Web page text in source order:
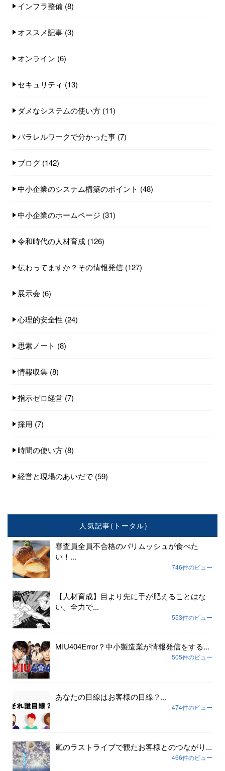
インフラ整備 (8)
オススメ記事 (3)
オンライン (6)
セキュリティ (13)
ダメなシステムの使い方 (11)
パラレルワークで分かった事 (7)
ブログ (142)
中小企業のシステム構築のポイント (48)
中小企業のホームページ (31)
令和時代の人材育成 (126)
伝わってますか？その情報発信 (127)
展示会 (6)
心理的安全性 (24)
思索ノート (8)
情報収集 (8)
指示ゼロ経営 (7)
採用 (7)
時間の使い方 (8)
経営と現場のあいだで (59)
人気記事(トータル)
審査員全員不合格のパリムッシュが食べた
い！...
746件のビュー
【人材育成】目より先に手が肥えることはな
い。全力で...
553件のビュー
MIU404Error？中小製造業が情報発信をする...
505件のビュー
あなたの目線はお客様の目線？...
474件のビュー
嵐のラストライブで観たお客様とのつながり...
466件のビュー